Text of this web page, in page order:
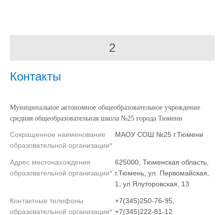
2
Контакты
Муниципальное автономное общеобразовательное учреждение
средняя общеобразовательная школа №25 города Тюмени
Сокращенное наименование
образовательной организации*
МАОУ СОШ №25 г.Тюмени
Адрес местонахождения
образовательной организации*
625000, Тюменская область,
г.Тюмень, ул. Первомайская,
1; ул Ялуторовская, 13
Контактные телефоны
образовательной организации*
+7(345)250-76-95,
+7(345)222-81-12